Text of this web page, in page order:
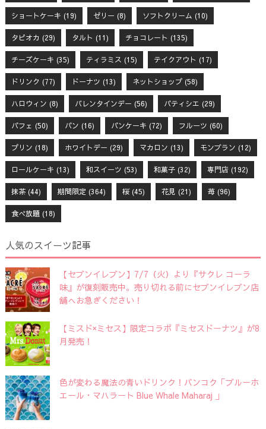
ショートケーキ (19) ゼリー (8) ソフトクリーム (10)
タピオカ (29) タルト (11) チョコレート (135)
チーズケーキ (35) ティラミス (15) テイクアウト (17)
ドリンク (77) ドーナツ (13) ネットショップ(58)
ハロウィン (8) バレンタインデー (56) パティシエ (29)
パフェ (50) パン (16) パンケーキ (72) フルーツ (60)
プリン (18) ホワイトデー (29) マカロン (13) モンブラン (12)
ロールケーキ (13) 和スイーツ (53) 和菓子(32) 専門店(192)
抹茶(44) 期間限定 (364) 桜(45) 花見 (21) 苺(96)
食べ放題(18)
人気のスイーツ記事
【セブンイレブン】7/7（火）より『サクレ コーラ
味』が復刻販売中。売り切れる前にセブンイレブン店
舗へお急ぎください！
【ミスド×ミセス】限定コラボ『ミセスドーナツ』が8
月発売！
色が変わる魔法の青いドリンク！バンコク「ブルーホ
エール・マハラート Blue Whale Maharaj 」